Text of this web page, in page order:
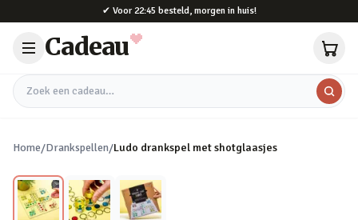
✔ Voor 22:45 besteld, morgen in huis!
Cadeau
Zoek een cadeau
Home/Drankspellen/Ludo drankspel met shotglaasjes